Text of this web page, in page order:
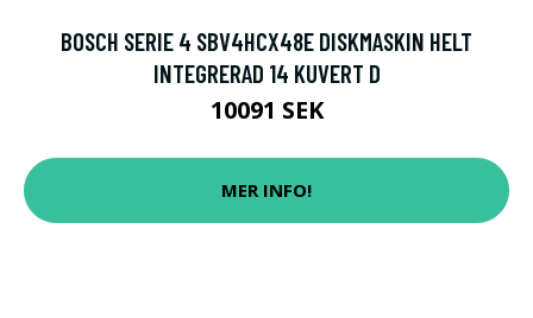
BOSCH SERIE 4 SBV4HCX48E DISKMASKIN HELT
INTEGRERAD 14 KUVERT D
10091 SEK
MER INFO!